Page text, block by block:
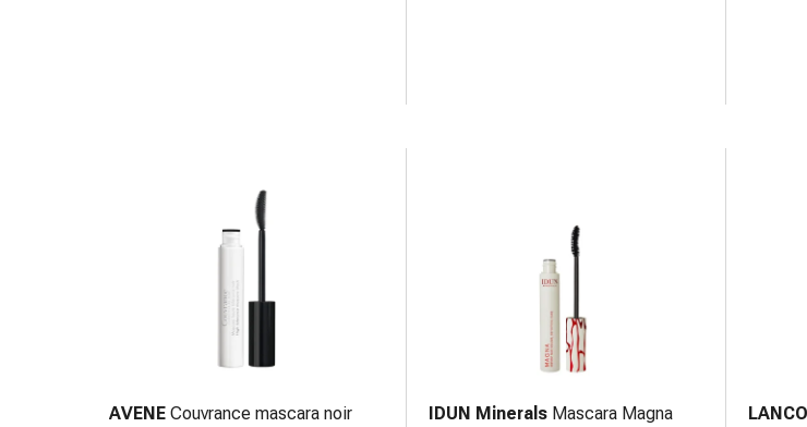
compressione
Cessazione
AVENE Couvrance mascara noir
IDUN Minerals Mascara Magna